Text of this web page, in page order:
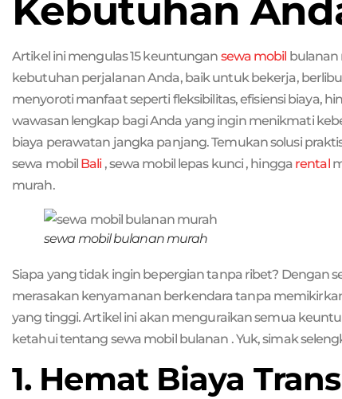
Kebutuhan
Artikel ini mengulas 15 keuntungan sewa mobil
kebutuhan perjalanan Anda, baik untuk bekerja,
menyoroti manfaat seperti fleksibilitas, efisiensi biaya,
wawasan lengkap bagi Anda yang ingin menikmati
biaya perawatan jangka panjang. Temukan solusi
sewa mobil Bali, sewa mobil lepas kunci , hingga rental
murah.
sewa mobil bulanan murah
Siapa yang tidak ingin bepergian tanpa ribet? Dengan
merasakan kenyamanan berkendara tanpa
yang tinggi. Artikel ini akan menguraikan semua
ketahui tentang sewa mobil bulanan . Yuk, simak
1. Hemat Biaya